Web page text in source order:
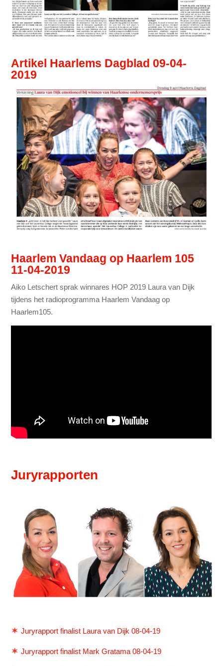
Artikel Haarlems Dagblad 09-04-
2019
Haarlem Vandaag op Haarlem 105
11-04-2019
Aiko Letschert sprak winnares HOP 2019 Laura van Dijk
tijdens het radioprogramma Haarlem Vandaag op
Haarlem105.
Juryrapporten
Juryrapport finalist Laura van Dijk 08-04-19
Juryrapport finalist Mark Gratama 08-04-19